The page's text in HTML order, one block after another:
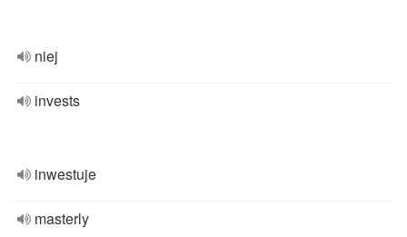
niej
invests
inwestuje
masterly